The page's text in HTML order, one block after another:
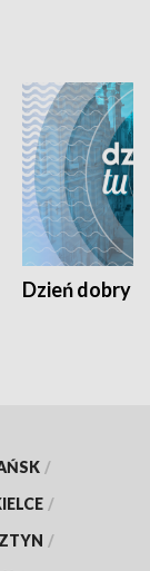
Dzień dobry
/
/
/